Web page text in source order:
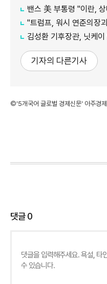
밴스 美 부통령 "이란, 상대
"트럼프, 워시 연준의장과 최
김성환 기후장관, 닛케이 인터뷰서 혼
기자의 다른기사
©'5개국어 글로벌 경제신문' 아주경제
댓글0